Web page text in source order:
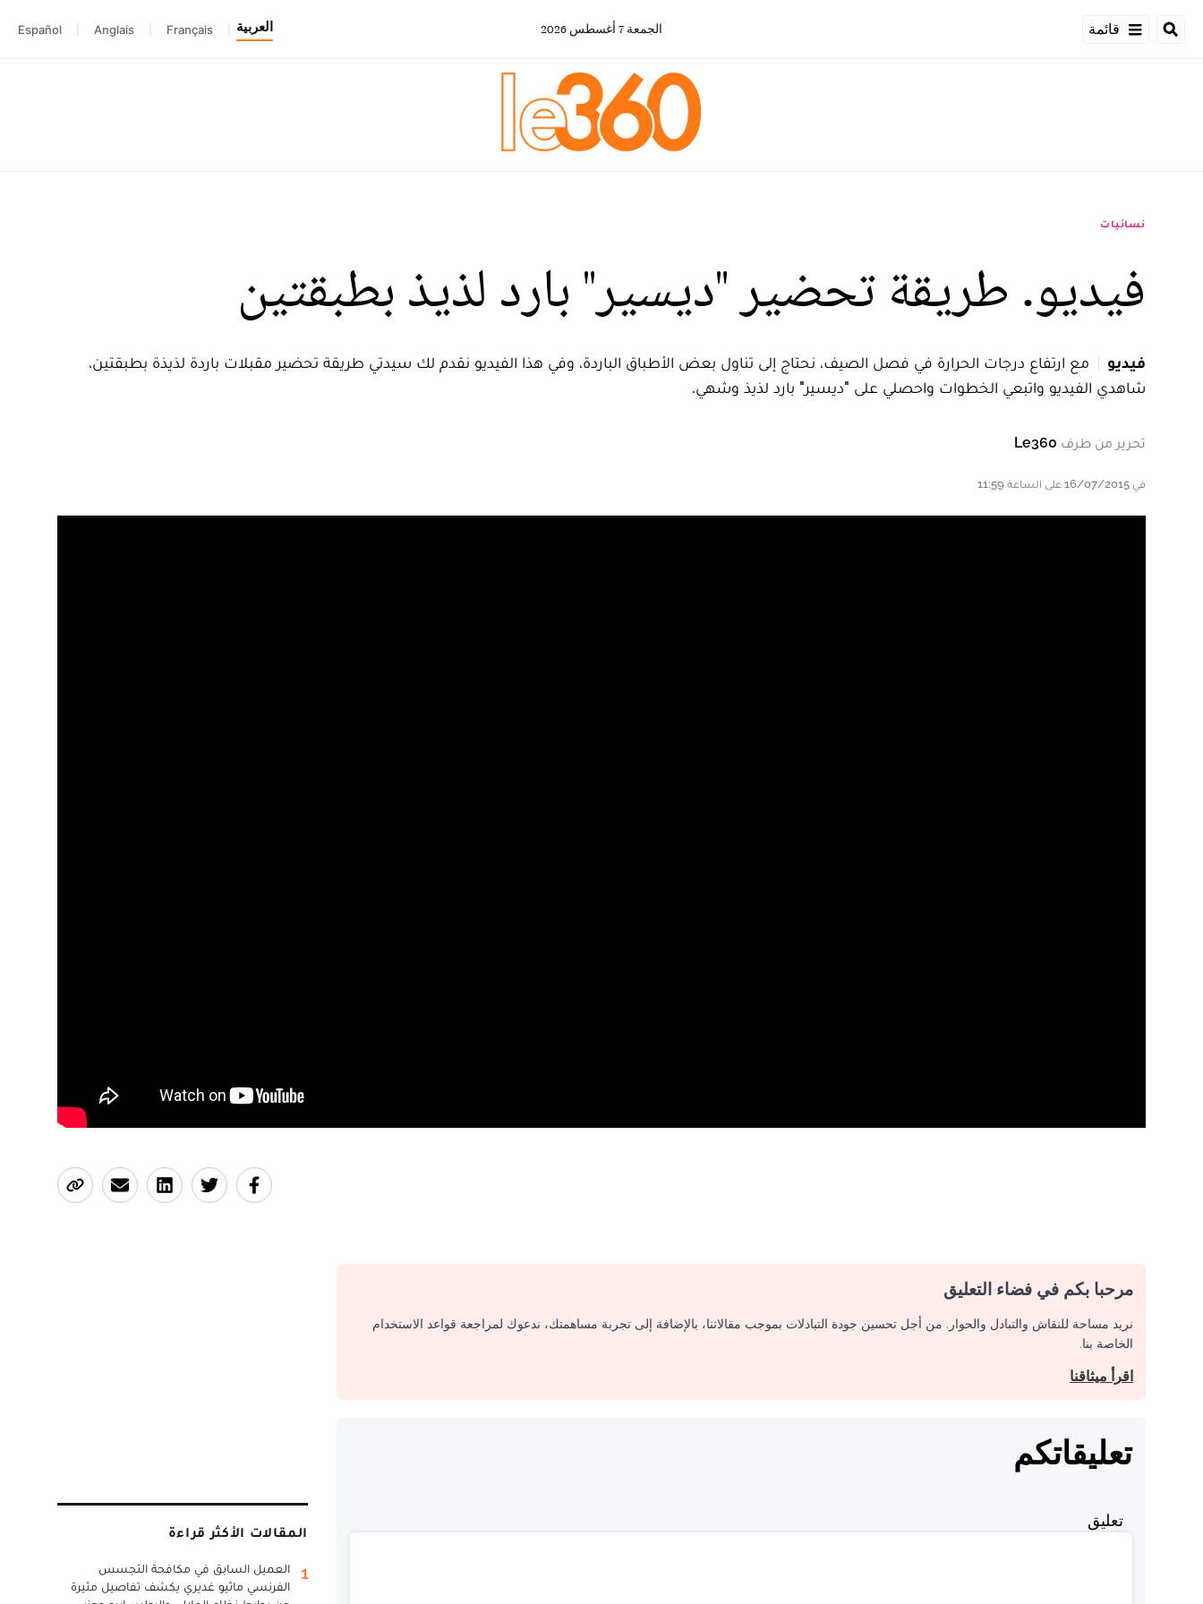
قائمة الجمعة 7 أغسطس 2026 العربية Français
Anglais
Español
نسائيات
فيديو. طريقة تحضير "ديسير" بارد لذيذ بطبقتين
فيديو
مع ارتفاع درجات الحرارة في فصل الصيف، نحتاج إلى تناول بعض الأطباق الباردة، وفي هذا الفيديو نقدم لك سيدتي طريقة تحضير مقبلات باردة لذيذة بطبقتين،
شاهدي الفيديو واتبعي الخطوات واحصلي على "ديسير" بارد لذيذ وشهي.
تحرير من طرف Le360
في 16/07/2015 على الساعة 11:59
مرحبا بكم في فضاء التعليق
نريد مساحة للنقاش والتبادل والحوار. من أجل تحسين جودة التبادلات بموجب مقالاتنا، بالإضافة إلى تجربة مساهمتك، ندعوك لمراجعة قواعد الاستخدام
الخاصة بنا.
اقرأ ميثاقنا
تعليقاتكم
تعليق
المقالات الأكثر قراءة
1
العميل السابق في مكافحة التجسس
الفرنسي ماثيو غديري يكشف تفاصيل مثيرة